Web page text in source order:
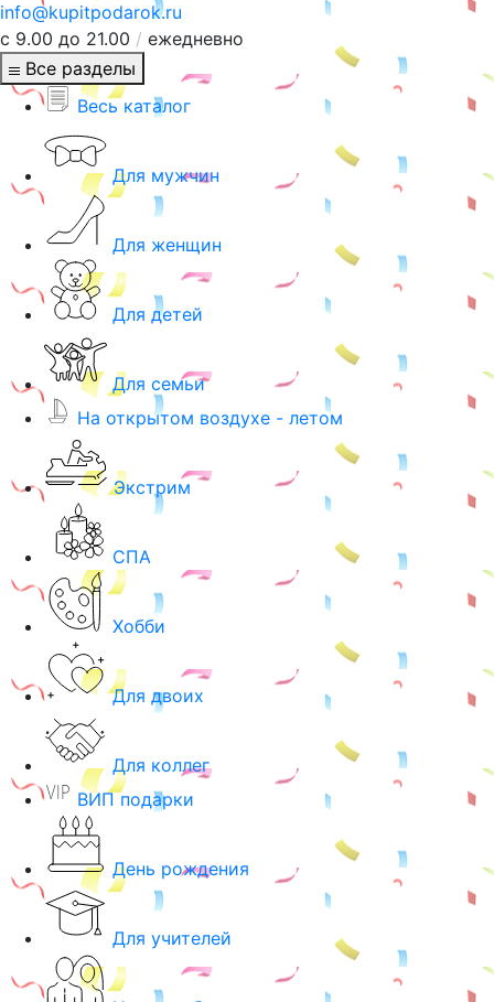
info@kupitpodarok.ru
с 9.00 до 21.00 / ежедневно
Все разделы
Весь каталог
Для мужчин
Для женщин
Для детей
Для семьи
На открытом воздухе - летом
Экстрим
СПА
Хобби
Для двоих
Для коллег
ВИП подарки
День рождения
Для учителей